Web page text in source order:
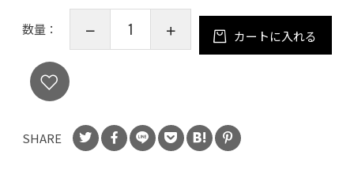
数量： カートに入れる
SHARE